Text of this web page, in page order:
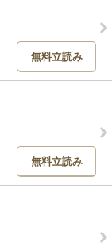
無料立読み
無料立読み